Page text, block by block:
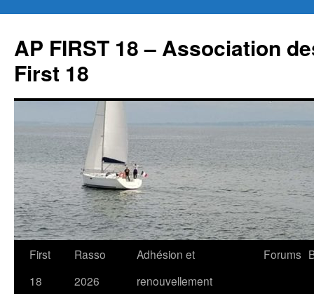
contenu
AP FIRST 18 – Association
First 18
First
18
Rasso
2026
Adhésion et
renouvellement
Forums